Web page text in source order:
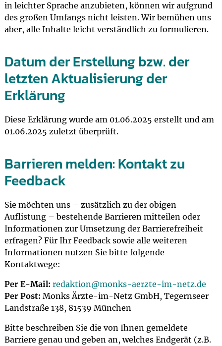
in leichter Sprache anzubieten, können wir aufgrund
des großen Umfangs nicht leisten. Wir bemühen uns
aber, alle Inhalte leicht verständlich zu formulieren.
Datum der Erstellung bzw. der
letzten Aktualisierung der
Erklärung
Diese Erklärung wurde am 01.06.2025 erstellt und am
01.06.2025 zuletzt überprüft.
Barrieren melden: Kontakt zu
Feedback
Sie möchten uns – zusätzlich zu der obigen
Auflistung – bestehende Barrieren mitteilen oder
Informationen zur Umsetzung der Barrierefreiheit
erfragen? Für Ihr Feedback sowie alle weiteren
Informationen nutzen Sie bitte folgende
Kontaktwege:
Per E-Mail: redaktion@monks-aerzte-im-netz.de
Per Post: Monks Ärzte-im-Netz GmbH, Tegernseer
Landstraße 138, 81539 München
Bitte beschreiben Sie die von Ihnen gemeldete
Barriere genau und geben an, welches Endgerät (z.B.